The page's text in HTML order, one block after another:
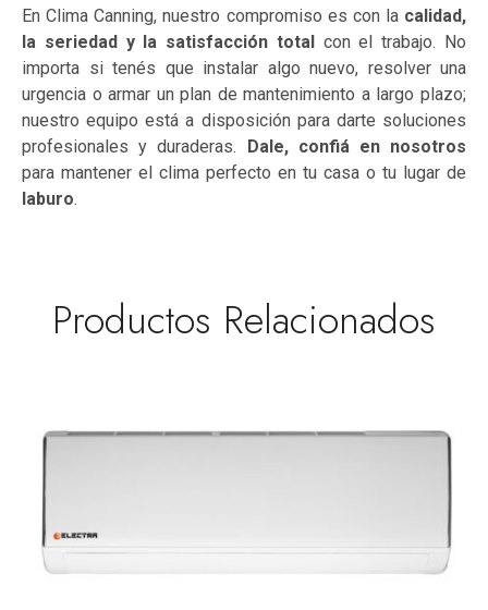
En Clima Canning, nuestro compromiso es con la calidad,
la seriedad y la satisfacción totalcon el trabajo. No
importa si tenés que instalar algo nuevo, resolver una
urgencia o armar un plan de mantenimiento a largo plazo;
nuestro equipo está a disposición para darte soluciones
profesionales y duraderas. Dale, confiá en nosotros
para mantener el clima perfecto en tu casa o tu lugar de
laburo.
Productos Relacionados